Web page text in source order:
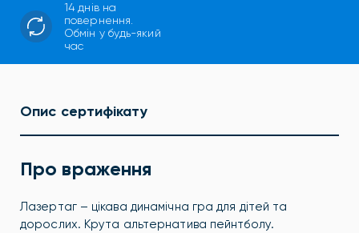
14 днів на
повернення.
Обмін у будь-який
час
Опис сертифікату
Про враження
Лазертаг – цікава динамічна гра для дітей та
дорослих. Крута альтернатива пейнтболу.